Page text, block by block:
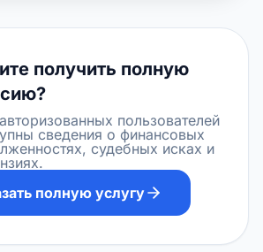
получить полную
пользователей
сведения о финансовых
судебных исках и
полную услугу